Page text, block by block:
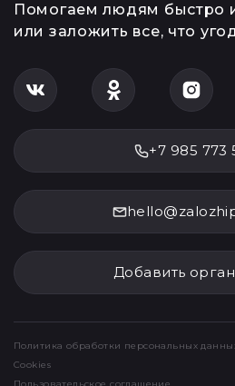
Помогаем людям быстро
или заложить все, что
+7 985 773
Добавить
Политика обработки персональных
Cookies